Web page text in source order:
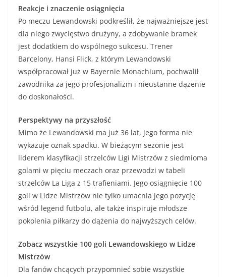
Reakcje i znaczenie osiągnięcia
Po meczu Lewandowski podkreślił, że najważniejsze jest
dla niego zwycięstwo drużyny, a zdobywanie bramek
jest dodatkiem do wspólnego sukcesu. Trener
Barcelony, Hansi Flick, z którym Lewandowski
współpracował już w Bayernie Monachium, pochwalił
zawodnika za jego profesjonalizm i nieustanne dążenie
do doskonałości.
Perspektywy na przyszłość
Mimo że Lewandowski ma już 36 lat, jego forma nie
wykazuje oznak spadku. W bieżącym sezonie jest
liderem klasyfikacji strzelców Ligi Mistrzów z siedmioma
golami w pięciu meczach oraz przewodzi w tabeli
strzelców La Liga z 15 trafieniami. Jego osiągnięcie 100
goli w Lidze Mistrzów nie tylko umacnia jego pozycję
wśród legend futbolu, ale także inspiruje młodsze
pokolenia piłkarzy do dążenia do najwyższych celów.
Zobacz wszystkie 100 goli Lewandowskiego w Lidze
Mistrzów
Dla fanów chcących przypomnieć sobie wszystkie